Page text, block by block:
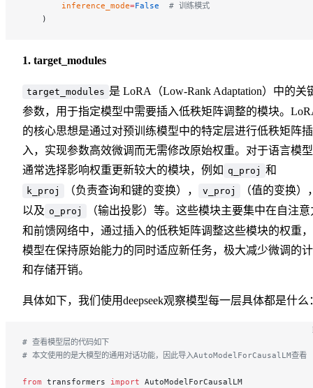
        inference_mode
=False
  # 训练模式
    )
1. target_modules
target_modules 是 LoRA（Low-Rank Adaptation）中的关
参数，用于指定模型中需要插入低秩矩阵调整的模块。
的核心思想是通过对预训练模型中的特定层进行低秩矩阵插
入，实现参数高效微调而无需修改原始权重。对于语言模
通常选择影响权重更新较大的模块，例如 q_proj 和
k_proj （负责查询和键的变换）， v_proj
（值的变换）
以及 o_proj
（输出投影）等。这些模块主要集中在自注意
和前馈网络中，通过插入的低秩矩阵调整这些模块的权重
模型在保持原始能力的同时适应新任务，极大减少微调的
和存储开销。
具体如下，我们使用deepseek观察模型每一层具体都是什么
# 查看模型层的代码如下
# 本文使用的是大模型的通用对话功能，因此导入AutoModelForCausalLM查看
from transformers import AutoModelForCausalLM